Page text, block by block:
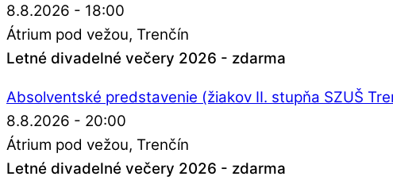
8.8.2026 - 18:00
Átrium pod vežou Trenčín
Letné divadelné večery 2026 - zdarma
Absolventské predstavenie (žiakov II. stupňa SZUŠ
8.8.2026 - 20:00
Átrium pod vežou Trenčín
Letné divadelné večery 2026 - zdarma